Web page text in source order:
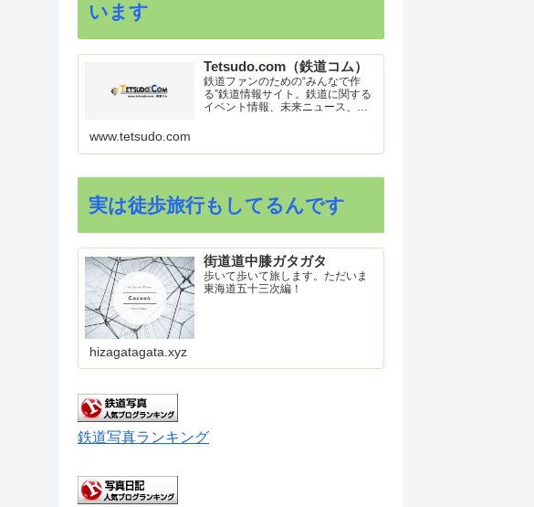
います
Tetsudo.com（鉄道コム）
鉄道ファンのための“みんなで作
る”鉄道情報サイト。鉄道に関する
イベント情報、未来ニュース、車
ク集や、参加型ゲーム「駅つなゲ
www.tetsudo.com
実は徒歩旅行もしてるんです
街道道中膝ガタガタ
歩いて歩いて旅します。ただいま
東海道五十三次編！
hizagatagata.xyz
鉄道写真ランキング